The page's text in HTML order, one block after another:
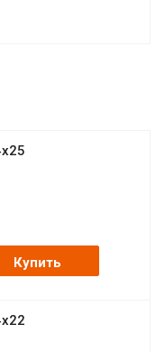
Купить